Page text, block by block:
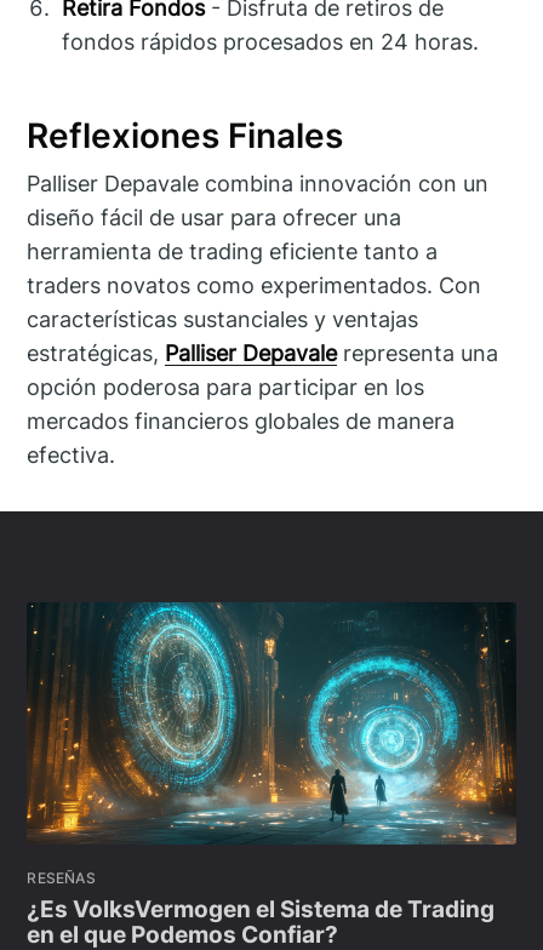
Retira Fondos- Disfruta de retiros de
fondos rápidos procesados en 24 horas.
Reflexiones Finales
Palliser Depavale combina innovación con un
diseño fácil de usar para ofrecer una
herramienta de trading eficiente tanto a
traders novatos como experimentados. Con
características sustanciales y ventajas
estratégicas, Palliser Depavalerepresenta una
opción poderosa para participar en los
mercados financieros globales de manera
efectiva.
RESEÑAS
¿Es VolksVermogen el Sistema de Trading
en el que Podemos Confiar?